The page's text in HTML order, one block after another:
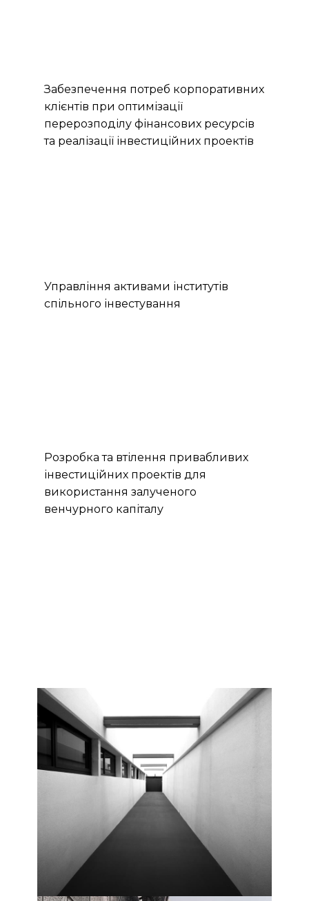
Забезпечення потреб корпоративних
клієнтів при оптимізації
перерозподілу фінансових ресурсів
та реалізації інвестиційних проектів
Управління активами інститутів
спільного інвестування
Розробка та втілення привабливих
інвестиційних проектів для
використання залученого
венчурного капіталу